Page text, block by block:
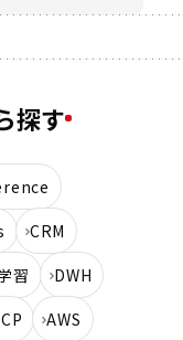
探す
CRM
習
DWH
AWS